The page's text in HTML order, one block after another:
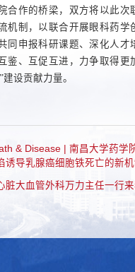
合作的桥梁，双方将以此次
机制，以联合开展眼科药学
同申报科研课题、深化人才
鉴、互促互进，力争取得更
设贡献力量。
& Disease | 南昌大学药学
诱导乳腺癌细胞铁死亡的新机
脏大血管外科万力主任一行